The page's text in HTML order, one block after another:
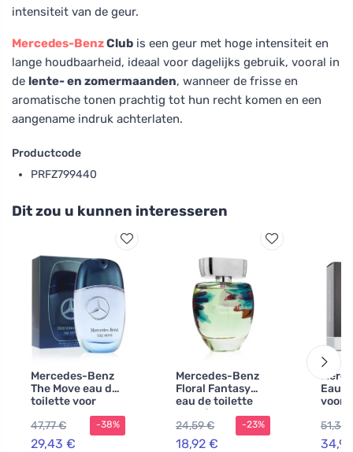
intensiteit van de geur.
Mercedes-BenzClub is een geur met hoge intensiteit en
lange houdbaarheid, ideaal voor dagelijks gebruik, vooral in
de lente- en zomermaanden, wanneer de frisse en
aromatische tonen prachtig tot hun recht komen en een
aangename indruk achterlaten.
Productcode
PRFZ799440
Dit zou u kunnen interesseren
Mercedes-Benz
The Move eau de
toilette voor
mannen 100 ml
47,77 €
29,43 €
-38%
Mercedes-Benz
Floral Fantasy
eau de toilette
pour femme
testeur
24,59 €
18,92 €
-23%
Eau
voor
51,35